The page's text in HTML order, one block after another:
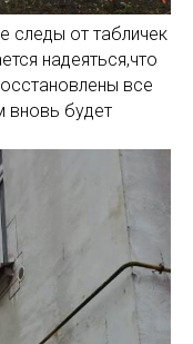
следы от табличек
надеяться,что
все
вновь будет